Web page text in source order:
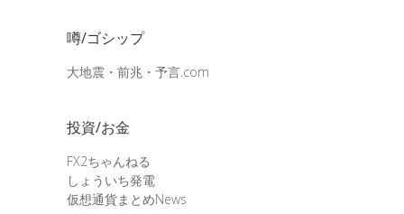
噂/ゴシップ
大地震・前兆・予言.com
投資/お金
FX2ちゃんねる
しょういち発電
仮想通貨まとめNews